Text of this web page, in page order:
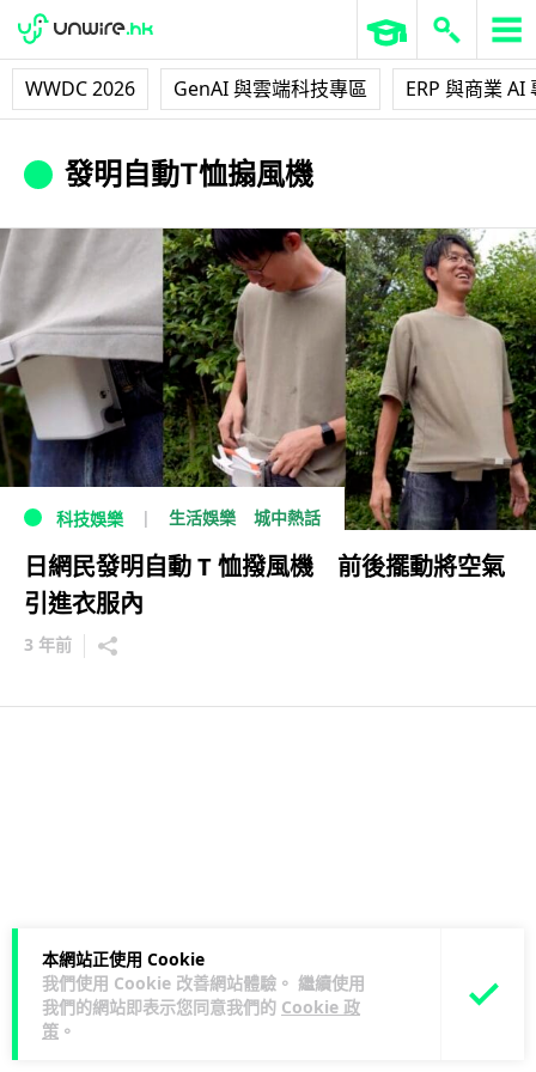
WWDC 2026 GenAI 與雲端科技專區 ERP 與商業 AI
本網站正使用 Cookie
我們使用 Cookie 改善網站體驗。 繼續使用
我們的網站即表示您同意我們的 Cookie 政
策 。
發明自動T恤搧風機
科技娛樂 生活娛樂 城中熱話
日網民發明自動 T 恤撥風機 前後擺動將空氣
引進衣服內
3 年前